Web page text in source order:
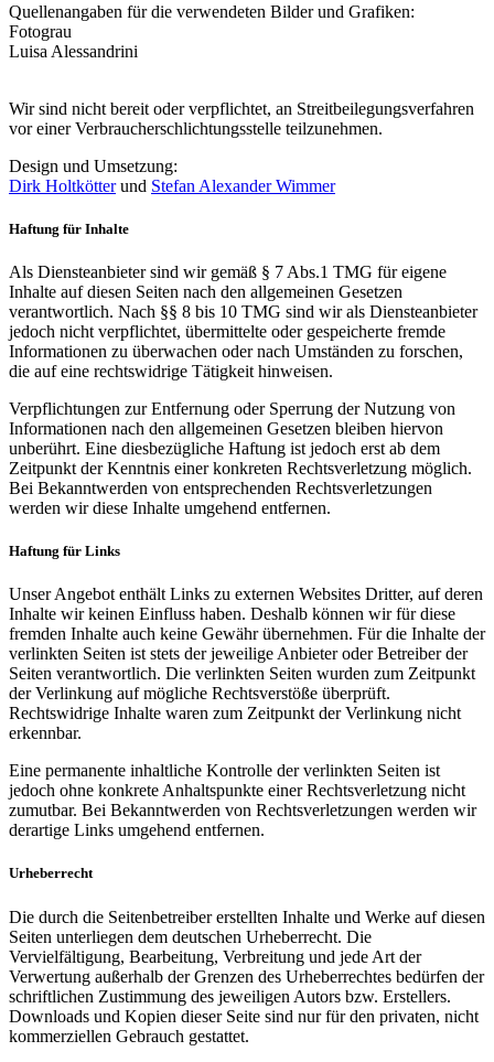
Quellenangaben für die verwendeten Bilder und Grafiken:
Fotograu
Luisa Alessandrini
Wir sind nicht bereit oder verpflichtet, an Streitbeilegungsverfahren
vor einer Verbraucherschlichtungsstelle teilzunehmen.
Design und Umsetzung:
Dirk Holtkötterund Stefan Alexander Wimmer
Haftung für Inhalte
Als Diensteanbieter sind wir gemäß § 7 Abs.1 TMG für eigene
Inhalte auf diesen Seiten nach den allgemeinen Gesetzen
verantwortlich. Nach §§ 8 bis 10 TMG sind wir als Diensteanbieter
jedoch nicht verpflichtet, übermittelte oder gespeicherte fremde
Informationen zu überwachen oder nach Umständen zu forschen,
die auf eine rechtswidrige Tätigkeit hinweisen.
Verpflichtungen zur Entfernung oder Sperrung der Nutzung von
Informationen nach den allgemeinen Gesetzen bleiben hiervon
unberührt. Eine diesbezügliche Haftung ist jedoch erst ab dem
Zeitpunkt der Kenntnis einer konkreten Rechtsverletzung möglich.
Bei Bekanntwerden von entsprechenden Rechtsverletzungen
werden wir diese Inhalte umgehend entfernen.
Haftung für Links
Unser Angebot enthält Links zu externen Websites Dritter, auf deren
Inhalte wir keinen Einfluss haben. Deshalb können wir für diese
fremden Inhalte auch keine Gewähr übernehmen. Für die Inhalte der
verlinkten Seiten ist stets der jeweilige Anbieter oder Betreiber der
Seiten verantwortlich. Die verlinkten Seiten wurden zum Zeitpunkt
der Verlinkung auf mögliche Rechtsverstöße überprüft.
Rechtswidrige Inhalte waren zum Zeitpunkt der Verlinkung nicht
erkennbar.
Eine permanente inhaltliche Kontrolle der verlinkten Seiten ist
jedoch ohne konkrete Anhaltspunkte einer Rechtsverletzung nicht
zumutbar. Bei Bekanntwerden von Rechtsverletzungen werden wir
derartige Links umgehend entfernen.
Urheberrecht
Die durch die Seitenbetreiber erstellten Inhalte und Werke auf diesen
Seiten unterliegen dem deutschen Urheberrecht. Die
Vervielfältigung, Bearbeitung, Verbreitung und jede Art der
Verwertung außerhalb der Grenzen des Urheberrechtes bedürfen der
schriftlichen Zustimmung des jeweiligen Autors bzw. Erstellers.
Downloads und Kopien dieser Seite sind nur für den privaten, nicht
kommerziellen Gebrauch gestattet.